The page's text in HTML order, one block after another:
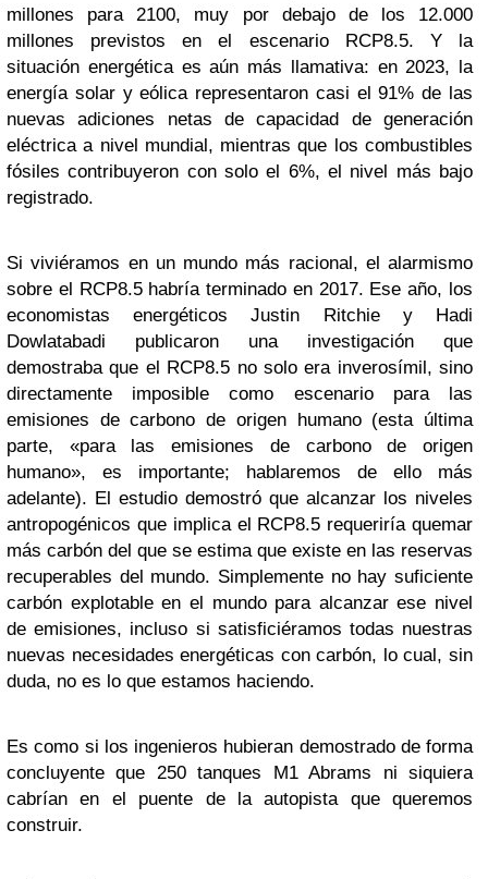
millones para 2100, muy por debajo de los 12.000
millones previstos en el escenario RCP8.5. Y la
situación energética es aún más llamativa: en 2023, la
energía solar y eólica representaron casi el 91% de las
nuevas adiciones netas de capacidad de generación
eléctrica a nivel mundial, mientras que los combustibles
fósiles contribuyeron con solo el 6%, el nivel más bajo
registrado.
Si viviéramos en un mundo más racional, el alarmismo
sobre el RCP8.5 habría terminado en 2017. Ese año, los
economistas energéticos Justin Ritchie y Hadi
Dowlatabadi publicaron una investigación que
demostraba que el RCP8.5 no solo era inverosímil, sino
directamente imposible como escenario para las
emisiones de carbono de origen humano (esta última
parte, «para las emisiones de carbono de origen
humano», es importante; hablaremos de ello más
adelante). El estudio demostró que alcanzar los niveles
antropogénicos que implica el RCP8.5 requeriría quemar
más carbón del que se estima que existe en las reservas
recuperables del mundo. Simplemente no hay suficiente
carbón explotable en el mundo para alcanzar ese nivel
de emisiones, incluso si satisficiéramos todas nuestras
nuevas necesidades energéticas con carbón, lo cual, sin
duda, no es lo que estamos haciendo.
Es como si los ingenieros hubieran demostrado de forma
concluyente que 250 tanques M1 Abrams ni siquiera
cabrían en el puente de la autopista que queremos
construir.